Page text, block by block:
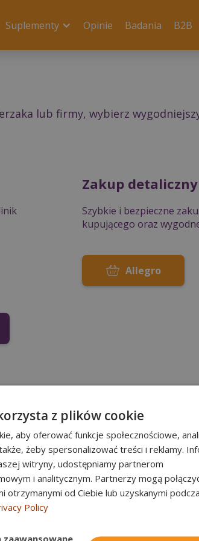
Suplementy Opinie Badania B2B
lub firmy, wybierz
Zakup detaliczny
Szybkie i bezpieczne
kupującego oraz
Allegro
Kontakt z
Współpraca biznesowa,
produkcie i możliwości
BioDose Sp. z o.o. Sp. k.
z plików cookie
aby oferować funkcje społecznościowe,
żeby spersonalizować treści i reklamy.
witryny, udostępniamy partnerom
i analitycznym. Partnerzy mogą
otrzymanymi od Ciebie lub uzyskanymi
Policy
zaawansowane